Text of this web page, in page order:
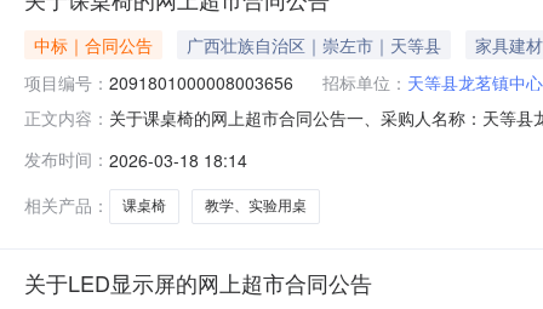
中标｜合同公告 广西壮族自治区｜崇左市｜天等县
家具建材
项目编号： 2091801000008003656 招标单位： 天等县龙茗镇中
正文内容： 关于课桌椅的网上超市合同公告一、采购人名称：天等
课桌椅信京100028345157套110.0033536850服务要求
发布时间： 2026-03-18 18:14
相关产品：
课桌椅 教学、实验用桌
关于LED显示屏的网上超市合同公告